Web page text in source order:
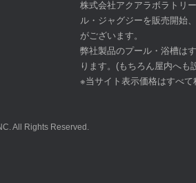
株式会社アクアラボラトリ
ル・ジャグジーを販売開始
がございます。
弊社製品のプール・浴槽は
ります。(もちろん屋内へも
※当サイト表示価格はすべて
All Rights Reserved.